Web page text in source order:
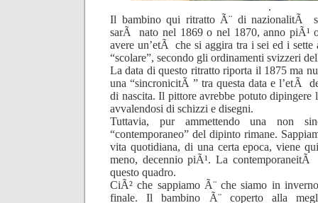
.
Il bambino qui ritratto Ã¨ di nazionalitÃ
sarÃ nato nel 1869 o nel 1870, anno piÃ¹
avere un’etÃ che si aggira tra i sei ed i
“scolare”, secondo gli ordinamenti svizzeri
La data di questo ritratto riporta il 1875 ma
una “sincronicitÃ ” tra questa data e l’etÃ
di nascita. Il pittore avrebbe potuto
avvalendosi di schizzi e disegni.
Tuttavia, pur ammettendo una non
“contemporaneo” del dipinto rimane.
vita quotidiana, di una certa epoca, viene
meno, decennio piÃ¹. La
questo quadro.
CiÃ² che sappiamo Ã¨ che siamo in
finale. Il bambino Ã¨ coperto alla